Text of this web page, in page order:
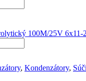
, Kondenzátory,